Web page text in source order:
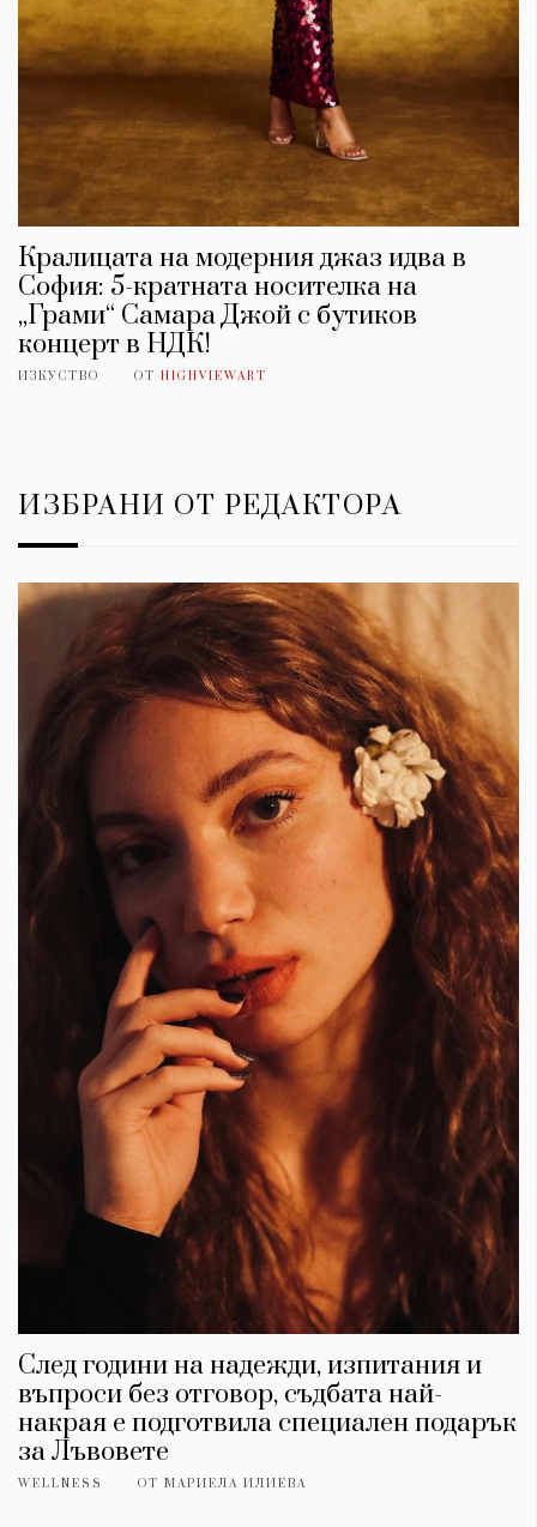
Кралицата на модерния джаз идва в
София: 5-кратната носителка на
„Грами“ Самара Джой с бутиков
концерт в НДК!
ИЗКУСТВО ОТ HIGHVIEWART
ИЗБРАНИ ОТ РЕДАКТОРА
След години на надежди, изпитания и
въпроси без отговор, съдбата най-
накрая е подготвила специален подарък
за Лъвовете
WELLNESS ОТ МАРИЕЛА ИЛИЕВА
КАТЕГОРИИ
Wine&Dine
Мода
Пътувай
Wellness
ЗА НАС
Условия за
ползване
За нас
Реклама
Политика за
поверителност
ModerenDom
СЛЕДВАЙТЕ НИ
Instagram Twitter
Spotify Soundcloud
Ако нашият сайт ви харесва, можете да се абонирате за